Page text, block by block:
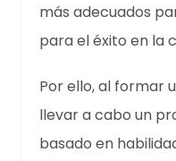
más adecuados
para el éxito en la
Por ello, al formar
llevar a cabo un
basado en